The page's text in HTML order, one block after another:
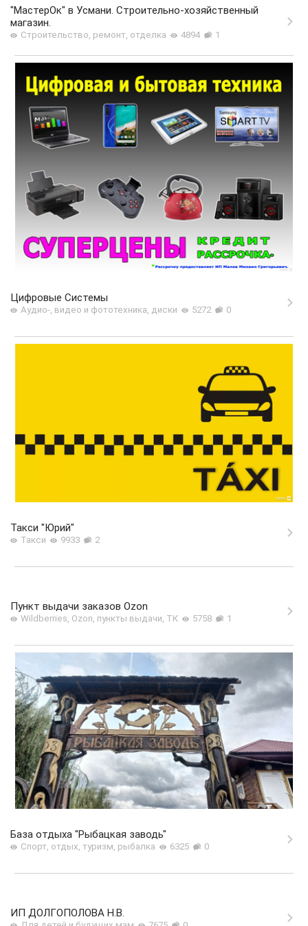
"МастерОк" в Усмани. Строительно-хозяйственный
магазин.
Строительство, ремонт, отделка 4894 1
Цифровые Системы
Аудио-, видео и фототехника, диски 5272 0
Такси "Юрий"
Такси 9933 2
Пункт выдачи заказов Ozon
Wildberries, Ozon, пункты выдачи, ТК 5758 1
База отдыха "Рыбацкая заводь"
Спорт, отдых, туризм, рыбалка 6325 0
ИП ДОЛГОПОЛОВА Н.В.